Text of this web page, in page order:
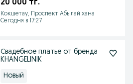
20 000 тг.
Кокшетау, Проспект Абылай хана
Сегодня в 17:27
Свадебное платье от бренда
KHANGELINIK
Новый